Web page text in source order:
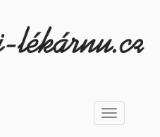
Toggle
navigation